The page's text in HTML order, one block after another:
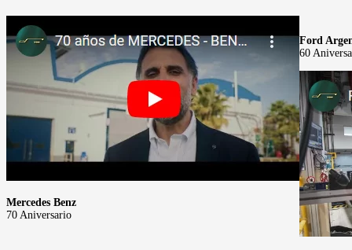
Mercedes Benz
70 Aniversario
Ford
60